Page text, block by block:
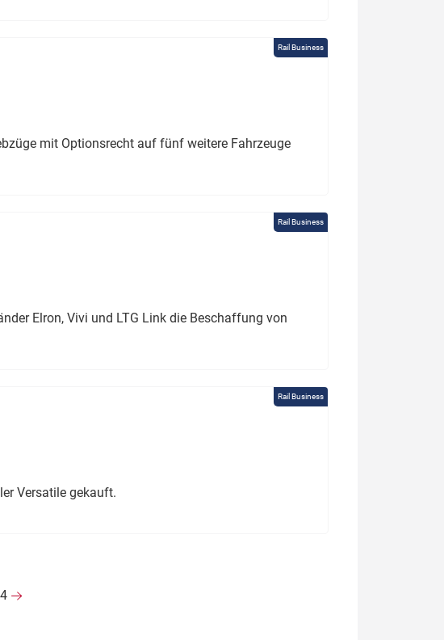
Rail Business
mit Optionsrecht auf fünf weitere Fahrzeuge
Rail Business
Elron, Vivi und LTG Link die Beschaffung von
Rail Business
Versatile gekauft.